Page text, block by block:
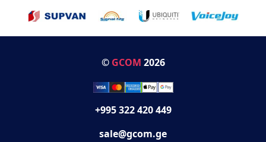
© GCOM 2026
+995 322 420 449
sale@gcom.ge